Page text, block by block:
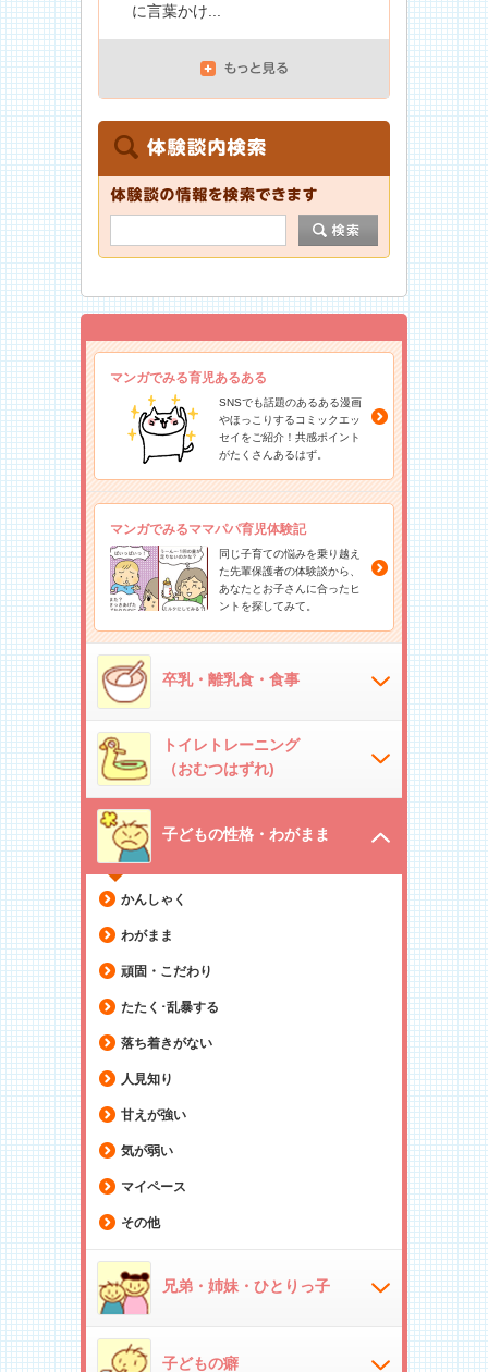
に言葉かけ...
マンガでみる育児あるある
SNSでも話題のあるある漫画
やほっこりするコミックエッ
セイをご紹介！共感ポイント
がたくさんあるはず。
マンガでみるママパパ育児体験記
同じ子育ての悩みを乗り越え
た先輩保護者の体験談から、
あなたとお子さんに合ったヒ
ントを探してみて。
卒乳・離乳食・食事
トイレトレーニング
（おむつはずれ)
子どもの性格・わがまま
かんしゃく
わがまま
頑固・こだわり
たたく･乱暴する
落ち着きがない
人見知り
甘えが強い
気が弱い
マイペース
その他
兄弟・姉妹・ひとりっ子
子どもの癖